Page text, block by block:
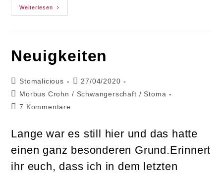
Weiterlesen
Wie
Wichtig
Neuigkeiten
Beitrags-
Autor:
Stomalicious
Beitrag
veröffentlicht:
27/04/2020
Beitrags-
Kategorie:
Morbus Crohn / Schwangerschaft / Stoma
Beitrags-
7 Kommentare
Lange war es still hier und das hatte
einen ganz besonderen Grund.Erinnert
ihr euch, dass ich in dem letzten